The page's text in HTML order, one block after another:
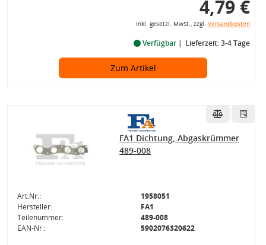
4,79 €
inkl. gesetzl. MwSt., zzgl. Versandkosten
Verfügbar Lieferzeit: 3-4 Tage
Zum Artikel
FA1 Dichtung, Abgaskrümmer
489-008
Art.Nr.:
1958051
Hersteller:
FA1
Teilenummer:
489-008
EAN-Nr.:
5902076320622